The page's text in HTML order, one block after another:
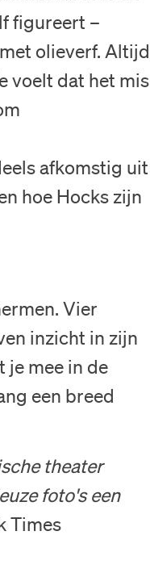
figureert –
olieverf. Altijd
voelt dat het mis
afkomstig uit
hoe Hocks zijn
Vier
inzicht in zijn
je mee in de
een breed
theater
foto's een
Times